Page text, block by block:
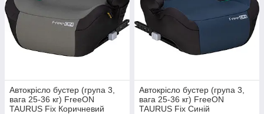
Автокрісло бустер (група 3,
вага 25-36 кг) FreeON
TAURUS Fix Коричневий
Автокрісло бустер (група 3,
вага 25-36 кг) FreeON
TAURUS Fix Синій